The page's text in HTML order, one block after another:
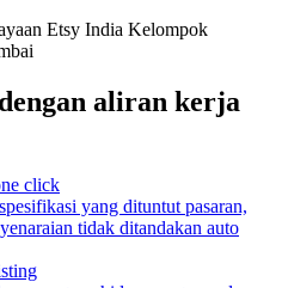
Etsy India Kelompok
aliran kerja
click
yang dituntut pasaran,
tidak ditandakan auto